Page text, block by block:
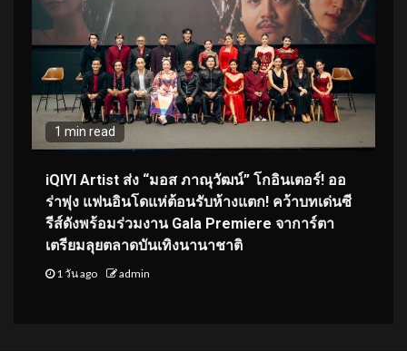
1 min read
iQIYI Artist ส่ง “มอส ภาณุวัฒน์” โกอินเตอร์! ออ
ร่าพุ่ง แฟนอินโดแห่ต้อนรับห้างแตก! คว้าบทเด่นซี
รีส์ดังพร้อมร่วมงาน Gala Premiere จาการ์ตา
เตรียมลุยตลาดบันเทิงนานาชาติ
1 วัน ago admin